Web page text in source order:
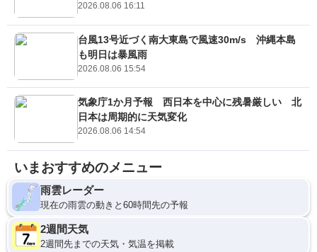
2026.08.06 16:11
台風13号近づく南大東島で風速30m/s 沖縄本島
も明日は暴風雨
2026.08.06 15:54
気象庁1か月予報 西日本を中心に残暑厳しい 北
日本は周期的に天気変化
2026.08.06 14:54
いまおすすめのメニュー
雨雲レーダー
現在の雨雲の動きと60時間先の予報
2週間天気
2週間先までの天気・気温を掲載